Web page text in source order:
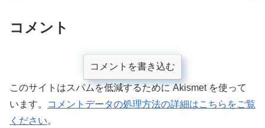
コメント
コメントを書き込む
このサイトはスパムを低減するために Akismet を使って
います。
コメントデータの処理方法の詳細はこちらをご覧
ください。